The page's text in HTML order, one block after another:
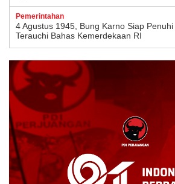
Pemerintahan
4 Agustus 1945, Bung Karno Siap
Terauchi Bahas Kemerdekaan RI